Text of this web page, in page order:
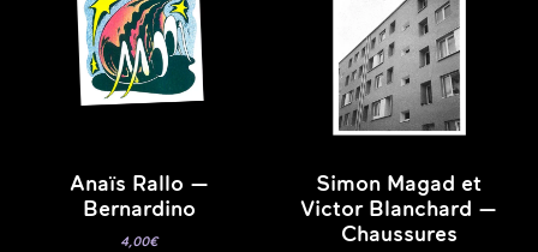
Anaïs Rallo —
Bernardino
4,00€
Simon Magad et
Victor Blanchard —
Chaussures